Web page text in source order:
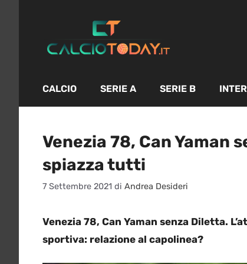
contenuto
CALCIO SERIE A SERIE B
Venezia 78, Can Yaman
spiazza tutti
7 Settembre 2021 di Andrea Desideri
Venezia 78, Can Yaman senza Diletta.
sportiva: relazione al capolinea?